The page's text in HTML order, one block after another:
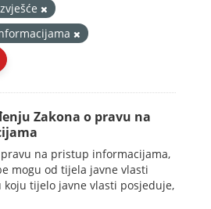
Zakona o pravu na
na pristup informacijama,
mogu od tijela javne vlasti
tijelo javne vlasti posjeduje,